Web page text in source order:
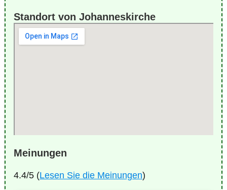
Standort von Johanneskirche
Meinungen
4.4/5 (Lesen Sie die Meinungen)